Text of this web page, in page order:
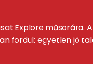
Explore műsorára.
fordul: egyetlen jó